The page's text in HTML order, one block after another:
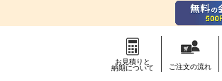
お見積りと
納期について
ご注文の流れ